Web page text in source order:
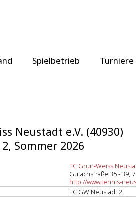
Spielbetrieb Turniere
Neustadt e.V. (40930)
Sommer 2026
TC Grün-Weiss
Gutachstraße 35 - 39,
http://www.tennis-
TC GW Neustadt 2